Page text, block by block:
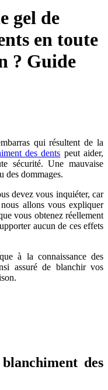
gel de
en toute
? Guide
qui résultent de la
des dents peut aider,
sécurité. Une mauvaise
des dommages.
devez vous inquiéter, car
allons vous expliquer
vous obtenez réellement
aucun de ces effets
à la connaissance des
assuré de blanchir vos
des